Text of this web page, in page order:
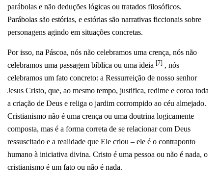
parábolas e não deduções lógicas ou tratados filosóficos.
Parábolas são estórias, e estórias são narrativas ficcionais sobre
personagens agindo em situações concretas.
Por isso, na Páscoa, nós não celebramos uma crença, nós não
celebramos uma passagem bíblica ou uma ideia [7] , nós
celebramos um fato concreto: a Ressurreição de nosso senhor
Jesus Cristo, que, ao mesmo tempo, justifica, redime e coroa toda
a criação de Deus e religa o jardim corrompido ao céu almejado.
Cristianismo não é uma crença ou uma doutrina logicamente
composta, mas é a forma correta de se relacionar com Deus
ressuscitado e a realidade que Ele criou – ele é o contraponto
humano à iniciativa divina. Cristo é uma pessoa ou não é nada, o
cristianismo é um fato ou não é nada.